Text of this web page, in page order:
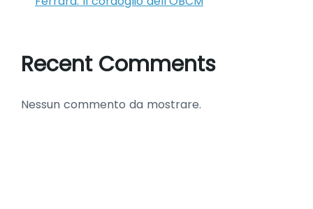
Recent Comments
Nessun commento da mostrare.